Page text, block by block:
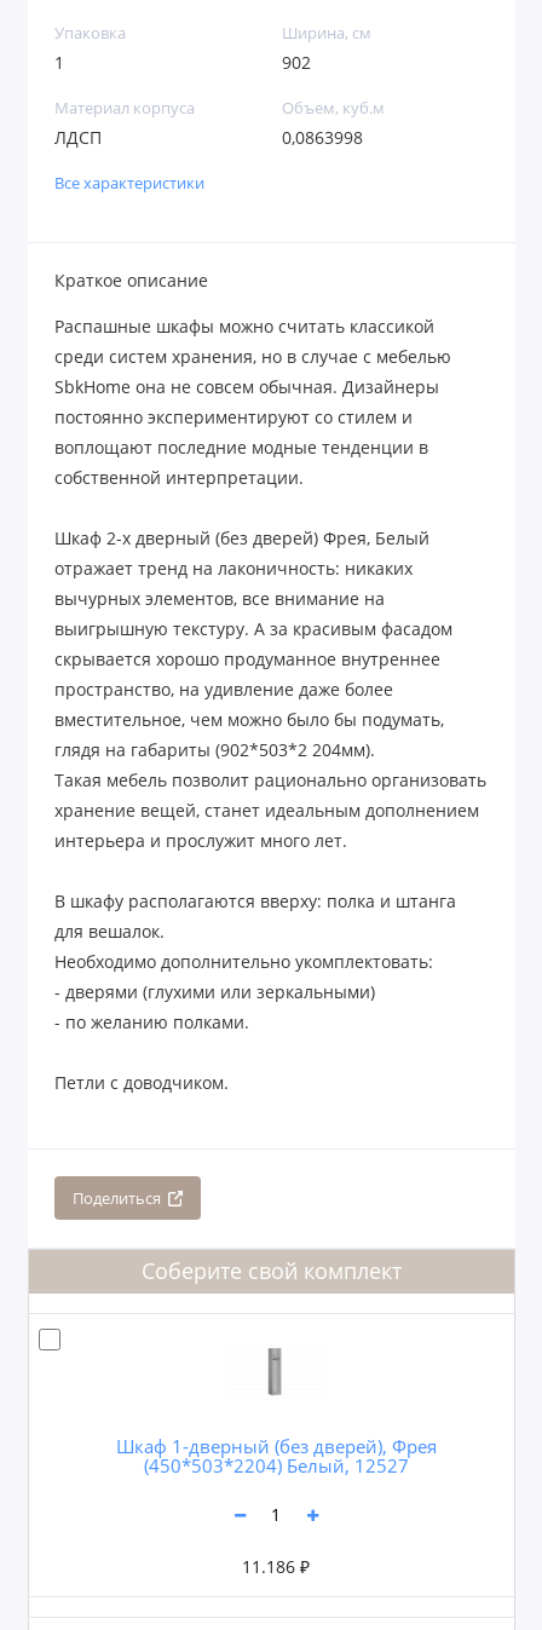
Упаковка
1
Ширина, см
902
Материал корпуса
ЛДСП
Объем, куб.м
0,0863998
Все характеристики
Краткое описание
Распашные шкафы можно считать классикой
среди систем хранения, но в случае с мебелью
SbkHome она не совсем обычная. Дизайнеры
постоянно экспериментируют со стилем и
воплощают последние модные тенденции в
собственной интерпретации.
Шкаф 2-х дверный (без дверей) Фрея, Белый
отражает тренд на лаконичность: никаких
вычурных элементов, все внимание на
выигрышную текстуру. А за красивым фасадом
скрывается хорошо продуманное внутреннее
пространство, на удивление даже более
вместительное, чем можно было бы подумать,
глядя на габариты (902*503*2 204мм).
Такая мебель позволит рационально организовать
хранение вещей, станет идеальным дополнением
интерьера и прослужит много лет.
В шкафу располагаются вверху: полка и штанга
для вешалок.
Необходимо дополнительно укомплектовать:
- дверями (глухими или зеркальными)
- по желанию полками.
Петли с доводчиком.
Поделиться
Соберите свой комплект
Шкаф 1-дверный (без дверей), Фрея
(450*503*2204) Белый, 12527
11.186 ₽